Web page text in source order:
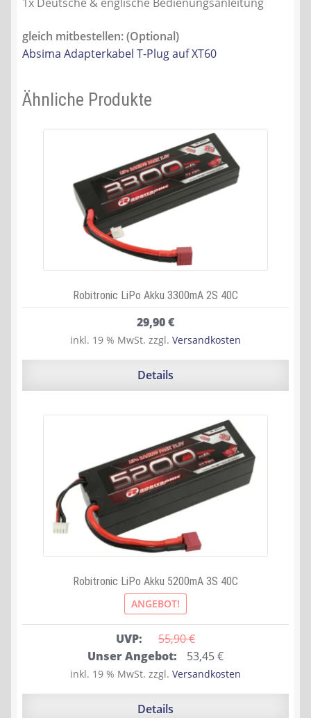
gleich mitbestellen: (Optional)
Absima Adapterkabel T-Plug auf XT60
Ähnliche Produkte
Robitronic LiPo Akku 3300mA 2S 40C
29,90€
inkl. 19 % MwSt. zzgl. Versandkosten
Details
Robitronic LiPo Akku 5200mA 3S 40C
ANGEBOT!
UVP: 55,90 €
Ursprünglicher
Preis
war:
Unser Angebot: 53,45€Aktueller
Preis
ist:
inkl. 19 % MwSt. zzgl. Versandkosten
Details